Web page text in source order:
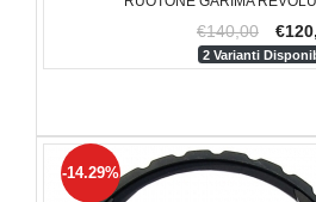
€140,00
2 Varianti
-14.29%